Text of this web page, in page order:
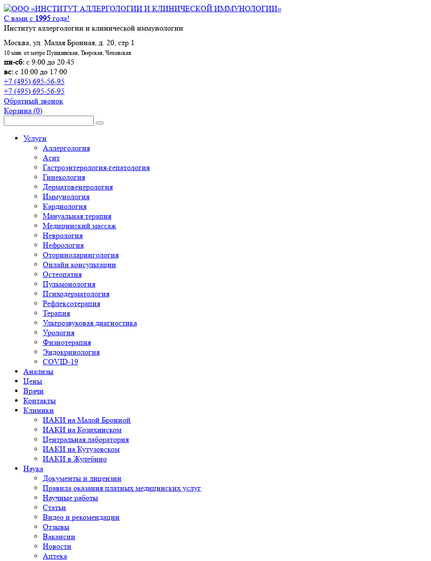
С вами с 1995 года!
Институт аллергологии и клинической иммунологии
Москва, ул. Малая Бронная, д. 20, стр.1
10 мин. от метро Пушкинская, Тверская, Чеховская
пн-сб: с 9:00 до 20:45
вс: с 10:00 до 17:00
+7 (495) 695-56-95
+7 (495) 695-56-95
Обратный звонок
Корзина (0)
Услуги
Аллергология
Асит
Гастроэнтерология-гепатология
Гинекология
Дерматовенерология
Иммунология
Кардиология
Мануальная терапия
Медицинский массаж
Неврология
Нефрология
Оториноларингология
Онлайн консультации
Остеопатия
Пульмонология
Психодерматология
Рефлексотерапия
Терапия
Ультрозвуковая диагностика
Урология
Физиотерапия
Эндокринология
COVID-19
Анализы
Цены
Врачи
Контакты
Клиники
ИАКИ на Малой Бронной
ИАКИ на Козихинском
Центральная лаборатория
ИАКИ на Кутузовском
ИАКИ в Жулебино
Наука
Документы и лицензии
Правила оказания платных медицинских услуг
Научные работы
Статьи
Видео и рекомендации
Отзывы
Вакансии
Новости
Аптека